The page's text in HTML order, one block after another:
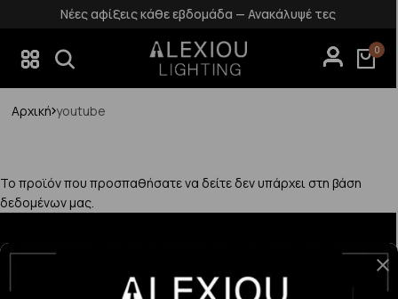
Νέες αφίξεις κάθε εβδομάδα — Ανακάλυψέ τες
0
Αρχική youtube
Το προϊόν που προσπαθήσατε να δείτε δεν υπάρχει στη βάση
δεδομένων μας.